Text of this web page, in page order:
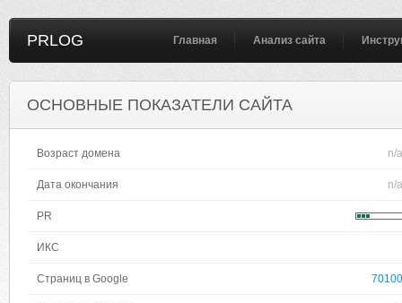
PRLOG Главная Анализ сайта
ОСНОВНЫЕ ПОКАЗАТЕЛИ САЙТА
Возраст домена n/a
Дата окончания n/a
PR
ИКС
Страниц в Google 70100